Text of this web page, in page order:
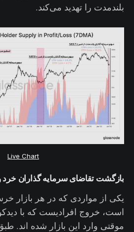
بلندمدت را تهدید می‌کند.
Live Chart
بازگشت تقاضای سرمایه گذاران خرد
یکی از مواردی که در هر بازار
است،‌ خروج افرادیست که با
موقتی وارد این بازار شده اند.